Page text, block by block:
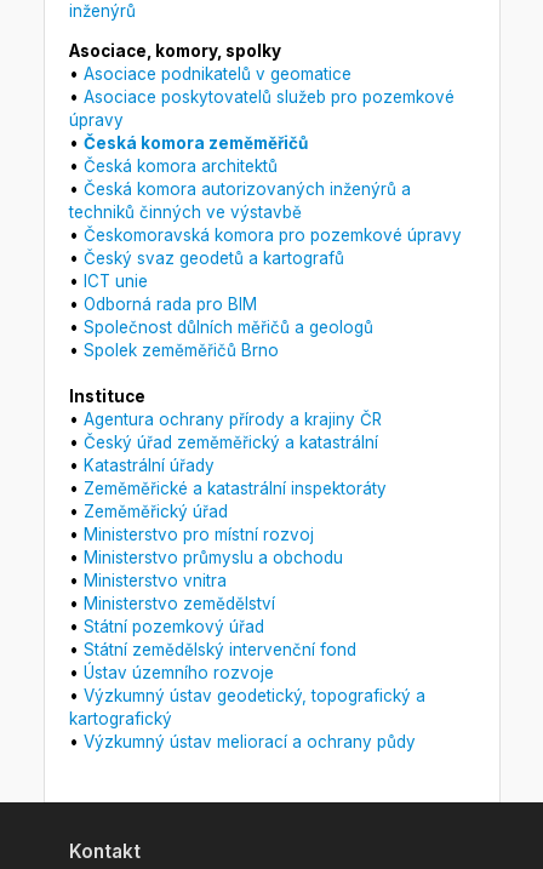
inženýrů
Asociace, komory, spolky
• Asociace podnikatelů v geomatice
• Asociace poskytovatelů služeb pro pozemkové
úpravy
• Česká komora zeměměřičů
• Česká komora architektů
• Česká komora autorizovaných inženýrů a
techniků činných ve výstavbě
• Českomoravská komora pro pozemkové úpravy
• Český svaz geodetů a kartografů
• ICT unie
• Odborná rada pro BIM
• Společnost důlních měřičů a geologů
• Spolek zeměměřičů Brno
Instituce
• Agentura ochrany přírody a krajiny ČR
• Český úřad zeměměřický a katastrální
• Katastrální úřady
• Zeměměřické a katastrální inspektoráty
• Zeměměřický úřad
• Ministerstvo pro místní rozvoj
• Ministerstvo průmyslu a obchodu
• Ministerstvo vnitra
• Ministerstvo zemědělství
• Státní pozemkový úřad
• Státní zemědělský intervenční fond
• Ústav územního rozvoje
• Výzkumný ústav geodetický, topografický a
kartografický
• Výzkumný ústav meliorací a ochrany půdy
Kontakt